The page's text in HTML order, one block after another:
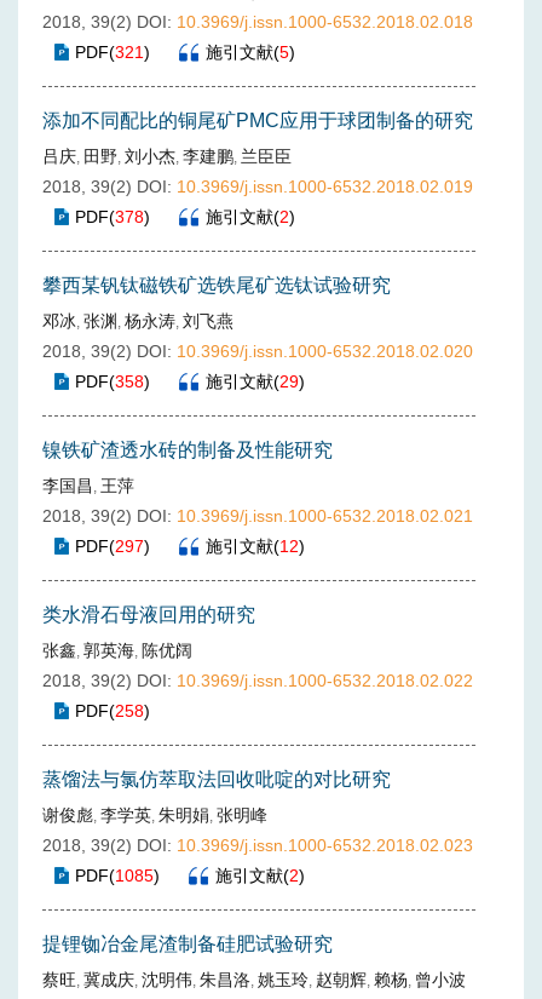
2018, 39(2) DOI: 10.3969/j.issn.1000-6532.2018.02.018
PDF(321) 施引文献(5)
添加不同配比的铜尾矿PMC应用于球团制备的研究
吕庆, 田野, 刘小杰, 李建鹏, 兰臣臣
2018, 39(2) DOI: 10.3969/j.issn.1000-6532.2018.02.019
PDF(378) 施引文献(2)
攀西某钒钛磁铁矿选铁尾矿选钛试验研究
邓冰, 张渊 , 杨永涛, 刘飞燕
2018, 39(2) DOI: 10.3969/j.issn.1000-6532.2018.02.020
PDF(358) 施引文献(29)
镍铁矿渣透水砖的制备及性能研究
李国昌 , 王萍
2018, 39(2) DOI: 10.3969/j.issn.1000-6532.2018.02.021
PDF(297) 施引文献(12)
类水滑石母液回用的研究
张鑫, 郭英海, 陈优阔
2018, 39(2) DOI: 10.3969/j.issn.1000-6532.2018.02.022
PDF(258)
蒸馏法与氯仿萃取法回收吡啶的对比研究
谢俊彪, 李学英, 朱明娟, 张明峰
2018, 39(2) DOI: 10.3969/j.issn.1000-6532.2018.02.023
PDF(1085) 施引文献(2)
提锂铷冶金尾渣制备硅肥试验研究
蔡旺, 冀成庆, 沈明伟, 朱昌洛, 姚玉玲, 赵朝辉, 赖杨, 曾小波